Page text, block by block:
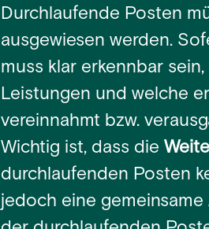
Durchlaufende Posten
ausgewiesen werden.
muss klar erkennbar
Leistungen und welche
vereinnahmt bzw.
Wichtig ist, dass die
durchlaufenden Posten
jedoch eine